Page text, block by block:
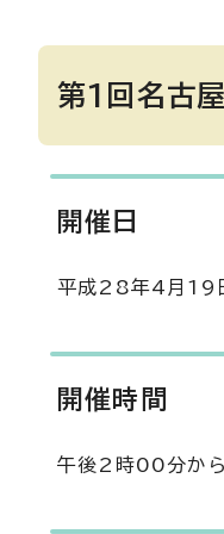
第1回名古
開催日
平成28年4月19日
開催時間
午後2時00分か